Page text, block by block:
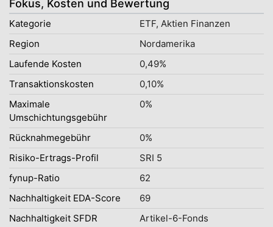
Fokus, Kosten und Bewertung
Kategorie
ETF, Aktien Finanzen
Region
Nordamerika
Laufende Kosten
0,49%
Transaktionskosten
0,10%
Maximale
Umschichtungsgebühr
0%
Rücknahmegebühr
0%
Risiko-Ertrags-Profil
SRI 5
fynup-Ratio
62
Nachhaltigkeit EDA-Score
69
Nachhaltigkeit SFDR
Artikel-6-Fonds